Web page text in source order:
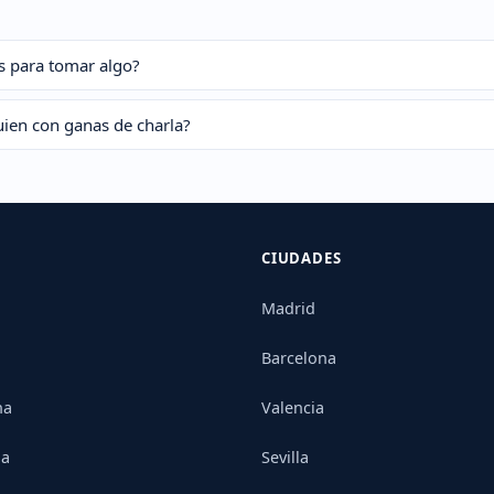
para tomar algo?
con ganas de charla?
CIUDADES
Madrid
Barcelona
Valencia
Sevilla